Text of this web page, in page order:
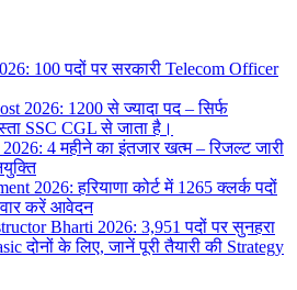
100 पदों पर सरकारी Telecom Officer
2026: 1200 से ज्यादा पद – सिर्फ
SSC CGL से जाता है।
4 महीने का इंतजार खत्म – रिजल्ट जारी
2026: हरियाणा कोर्ट में 1265 क्लर्क पदों
करें आवेदन
Bharti 2026: 3,951 पदों पर सुनहरा
दोनों के लिए, जानें पूरी तैयारी की Strategy